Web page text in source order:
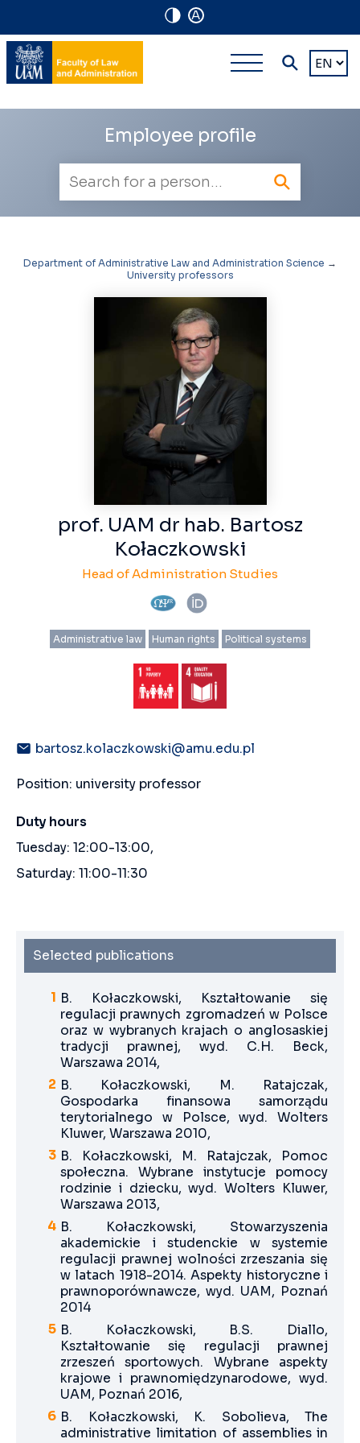
A
Navigation
shortcuts
Main
multi-
level
Choose
Employee profile
search
Department of Administrative Law and Administration Science →
University professors
prof. UAM dr hab. Bartosz
Kołaczkowski
Head of Administration Studies
Administrative law Human rights Political systems
bartosz.kolaczkowski@amu.edu.pl
Position: university professor
Duty hours
Tuesday: 12:00-13:00,
Saturday: 11:00-11:30
Selected publications
B. Kołaczkowski, Kształtowanie się
regulacji prawnych zgromadzeń w Polsce
oraz w wybranych krajach o anglosaskiej
tradycji prawnej, wyd. C.H. Beck,
Warszawa 2014,
B. Kołaczkowski, M. Ratajczak,
Gospodarka finansowa samorządu
terytorialnego w Polsce, wyd. Wolters
Kluwer, Warszawa 2010,
B. Kołaczkowski, M. Ratajczak, Pomoc
społeczna. Wybrane instytucje pomocy
rodzinie i dziecku, wyd. Wolters Kluwer,
Warszawa 2013,
B. Kołaczkowski, Stowarzyszenia
akademickie i studenckie w systemie
regulacji prawnej wolności zrzeszania się
w latach 1918-2014. Aspekty historyczne i
prawnoporównawcze, wyd. UAM, Poznań
2014
B. Kołaczkowski, B.S. Diallo,
Kształtowanie się regulacji prawnej
zrzeszeń sportowych. Wybrane aspekty
krajowe i prawnomiędzynarodowe, wyd.
UAM, Poznań 2016,
B. Kołaczkowski, K. Sobolieva, The
administrative limitation of assemblies in